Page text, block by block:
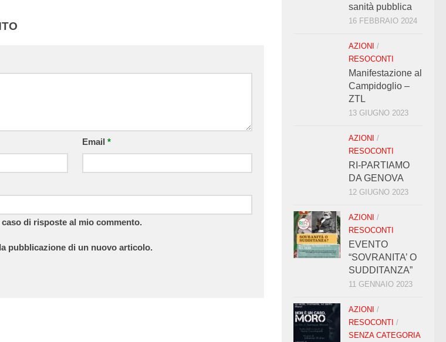
Email*
di risposte al mio commento.
pubblicazione di un nuovo articolo.
sanità pubblica
16 FEBBRAIO 2024
AZIONI /
RESOCONTI
Manifestazione al
Campidoglio –
ZTL
13 GIUGNO 2023
AZIONI /
RESOCONTI
RI-PARTIAMO
DA GENOVA
12 GIUGNO 2023
AZIONI /
RESOCONTI
EVENTO
“SOVRANITA’ O
SUDDITANZA”
11 GENNAIO 2023
AZIONI /
RESOCONTI /
SENZA CATEGORIA